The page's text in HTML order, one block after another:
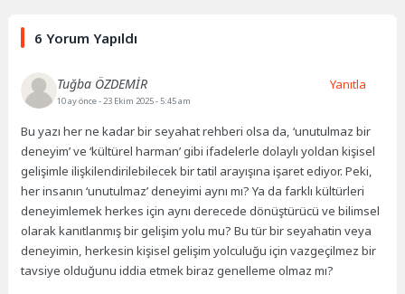
6 Yorum Yapıldı
Tuğba ÖZDEMİR
10 ay önce- 23 Ekim 2025 - 5:45 am
Bu yazı her ne kadar bir seyahat rehberi olsa da, ‘unutulmaz bir
deneyim’ ve ‘kültürel harman’ gibi ifadelerle dolaylı yoldan kişisel
gelişimle ilişkilendirilebilecek bir tatil arayışına işaret ediyor. Peki,
her insanın ‘unutulmaz’ deneyimi aynı mı? Ya da farklı kültürleri
deneyimlemek herkes için aynı derecede dönüştürücü ve bilimsel
olarak kanıtlanmış bir gelişim yolu mu? Bu tür bir seyahatin veya
deneyimin, herkesin kişisel gelişim yolculuğu için vazgeçilmez bir
tavsiye olduğunu iddia etmek biraz genelleme olmaz mı?
Yanıtla